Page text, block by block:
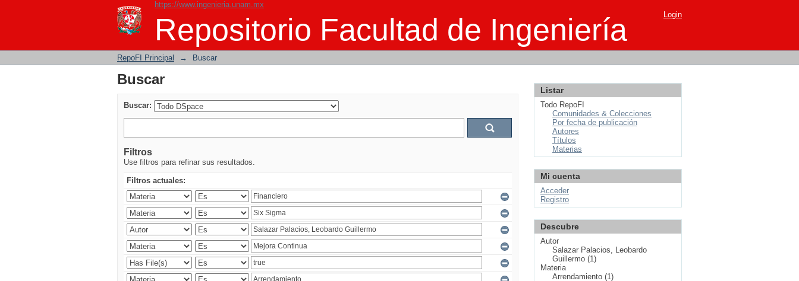
https://www.ingenieria.unam.mx
Repositorio Facultad de Ingeniería
Buscar Login
RepoFI Principal → Buscar
Buscar
Buscar:
Filtros
Use filtros para refinar sus resultados.
Filtros actuales:
Listar
Todo RepoFI
Comunidades & Colecciones
Por fecha de publicación
Autores
Títulos
Materias
Mi cuenta
Acceder
Registro
Descubre
Autor
Salazar Palacios, Leobardo
Guillermo (1)
Materia
Arrendamiento (1)